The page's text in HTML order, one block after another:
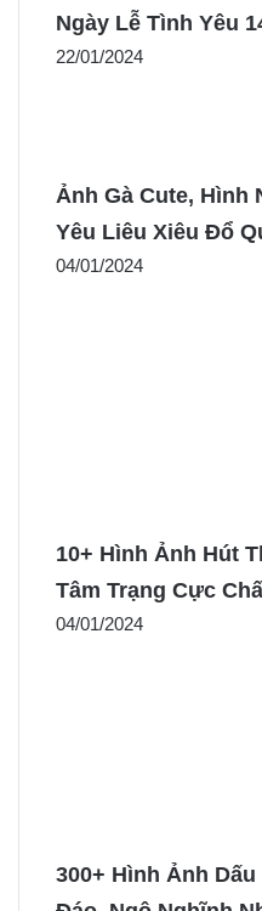
Ngày Lễ Tình Yêu
22/01/2024
Ảnh Gà Cute, Hình
Yêu Liêu Xiêu Đổ
04/01/2024
10+ Hình Ảnh Hút
Tâm Trạng Cực
04/01/2024
300+ Hình Ảnh